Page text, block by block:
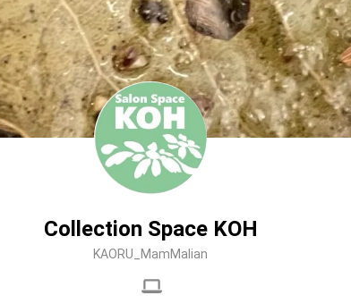
Collection Space KOH
KAORU_MamMalian